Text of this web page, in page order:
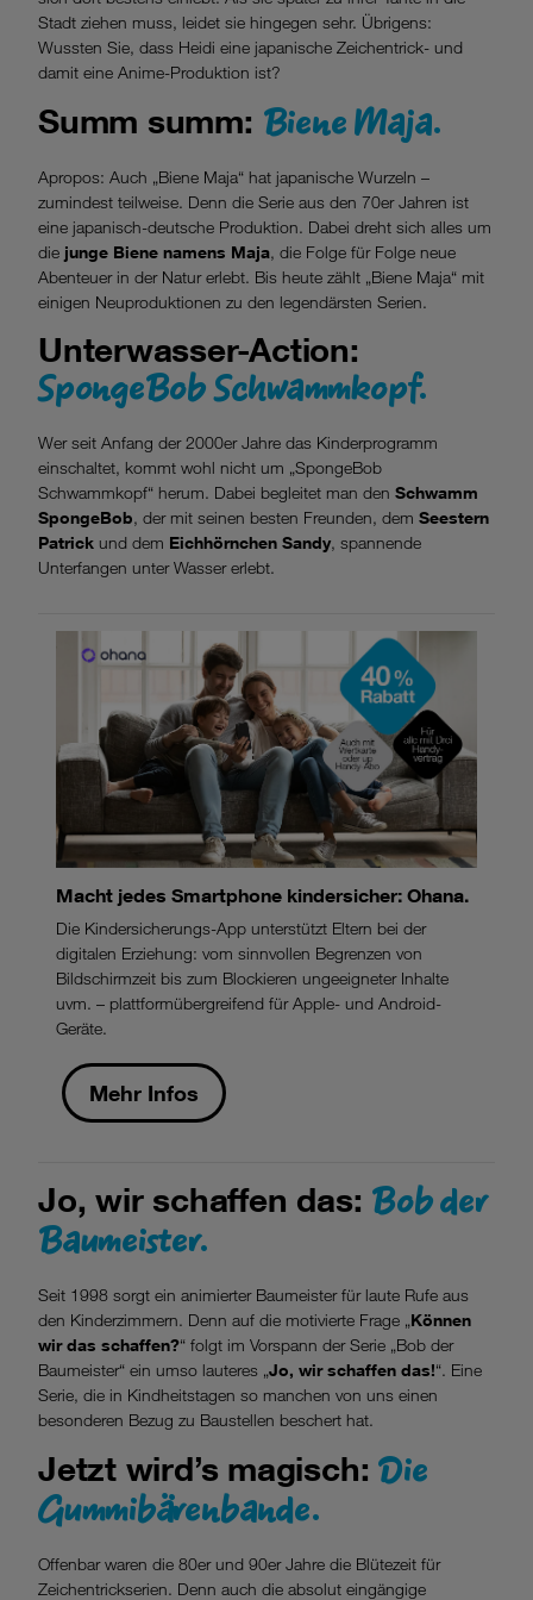
Stadt ziehen muss, leidet sie hingegen sehr. Übrigens:
Wussten Sie, dass Heidi eine japanische Zeichentrick- und
damit eine Anime-Produktion ist?
Summ summ: Biene Maja.
Apropos: Auch „Biene Maja“ hat japanische Wurzeln –
zumindest teilweise. Denn die Serie aus den 70er Jahren ist
eine japanisch-deutsche Produktion. Dabei dreht sich alles um
die junge Biene namens Maja, die Folge für Folge neue
Abenteuer in der Natur erlebt. Bis heute zählt „Biene Maja“ mit
einigen Neuproduktionen zu den legendärsten Serien.
Unterwasser-Action:
SpongeBob Schwammkopf.
Wer seit Anfang der 2000er Jahre das Kinderprogramm
einschaltet, kommt wohl nicht um „SpongeBob
Schwammkopf“ herum. Dabei begleitet man den Schwamm
SpongeBob, der mit seinen besten Freunden, dem Seestern
Patrick und dem Eichhörnchen Sandy, spannende
Unterfangen unter Wasser erlebt.
Macht jedes Smartphone kindersicher: Ohana.
Die Kindersicherungs-App unterstützt Eltern bei der
digitalen Erziehung: vom sinnvollen Begrenzen von
Bildschirmzeit bis zum Blockieren ungeeigneter Inhalte
uvm. – plattformübergreifend für Apple- und Android-
Geräte.
Mehr Infos
Jo, wir schaffen das: Bob der
Baumeister.
Seit 1998 sorgt ein animierter Baumeister für laute Rufe aus
den Kinderzimmern. Denn auf die motivierte Frage „Können
wir das schaffen?“ folgt im Vorspann der Serie „Bob der
Baumeister“ ein umso lauteres „Jo, wir schaffen das!“. Eine
Serie, die in Kindheitstagen so manchen von uns einen
besonderen Bezug zu Baustellen beschert hat.
Jetzt wird’s magisch:Die
Gummibärenbande.
Offenbar waren die 80er und 90er Jahre die Blütezeit für
Zeichentrickserien. Denn auch die absolut eingängige